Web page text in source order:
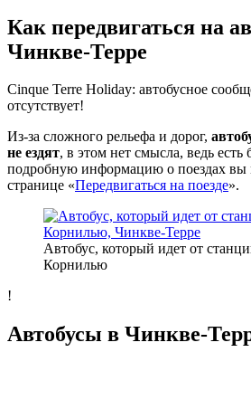
Как передвигаться на
Чинкве-Терре
Cinque Terre Holiday: автобусное
отсутствует!
Из-за сложного рельефа и дорог,
не ездят, в этом нет смысла, ведь есть
подробную информацию о поездах вы
странице «Передвигаться на поезде».
Автобус, который идет от
Корнилью
!
Автобусы в Чинкве-